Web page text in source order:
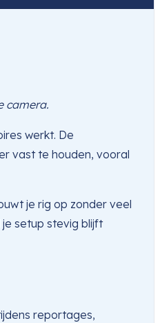
camera.
werkt. De
vast te houden, vooral
je rig op zonder veel
setup stevig blijft
reportages,